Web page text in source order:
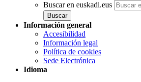
Buscar en euskadi.eus
Información general
Accesibilidad
Información legal
Política de cookies
Sede Electrónica
Idioma